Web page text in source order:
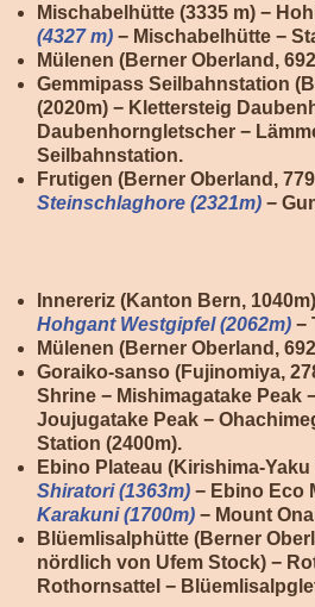
Mischabelhütte (3335 m) −
(4327 m) − Mischabelhütte −
Mülenen (Berner Oberland,
Gemmipass Seilbahnstation
(2020m) − Klettersteig
Daubenhorngletscher −
Seilbahnstation.
Frutigen (Berner Oberland,
Steinschlaghore (2321m) −
Innereriz (Kanton Bern,
Hohgant Westgipfel (2062m) −
Mülenen (Berner Oberland,
Goraiko-sanso (Fujinomiya,
Shrine − Mishimagatake Peak
Joujugatake Peak −
Station (2400m).
Ebino Plateau (Kirishima-
Shiratori (1363m) − Ebino Eco
Karakuni (1700m) − Mount
Blüemlisalphütte (Berner
nördlich von Ufem Stock) −
Rothornsattel −